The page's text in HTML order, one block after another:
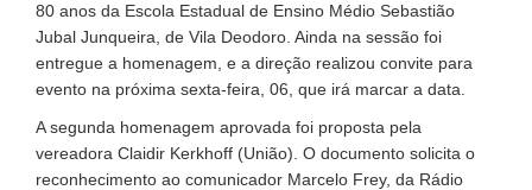
80 anos da Escola Estadual de Ensino Médio Sebastião
Jubal Junqueira, de Vila Deodoro. Ainda na sessão foi
entregue a homenagem, e a direção realizou convite para
evento na próxima sexta-feira, 06, que irá marcar a data.
A segunda homenagem aprovada foi proposta pela
vereadora Claidir Kerkhoff (União). O documento solicita o
reconhecimento ao comunicador Marcelo Frey, da Rádio